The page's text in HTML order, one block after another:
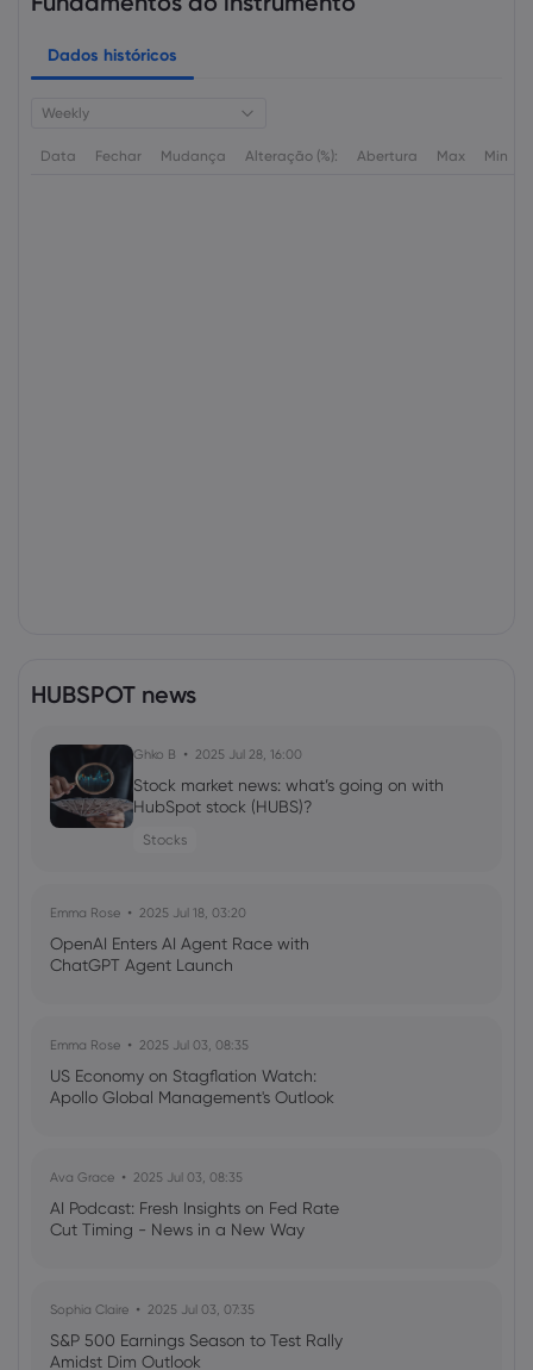
Dados históricos
Weekly
Data Fechar Mudança Alteração (%): Abertura Max Min
HUBSPOT news
Ghko B 2025 Jul 28, 16:00
Stock market news: what’s going on with
HubSpot stock (HUBS)?
Stocks
Emma Rose 2025 Jul 18, 03:20
OpenAI Enters AI Agent Race with
ChatGPT Agent Launch
Emma Rose 2025 Jul 03, 08:35
US Economy on Stagflation Watch:
Apollo Global Management's Outlook
Ava Grace 2025 Jul 03, 08:35
AI Podcast: Fresh Insights on Fed Rate
Cut Timing - News in a New Way
Sophia Claire 2025 Jul 03, 07:35
S&P 500 Earnings Season to Test Rally
Amidst Dim Outlook